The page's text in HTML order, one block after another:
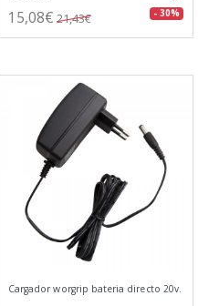
15,08€ 21,43€ - 30%
Cargador worgrip bateria directo 20v.